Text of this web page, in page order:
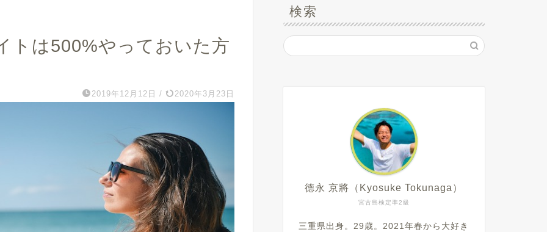
トは500%やっておいた方
2019年12月12日 / 2020年3月23日
検索
宮古島検定準2級
德永 京將（Kyosuke Tokunaga）
三重県出身。29歳。2021年春から大好き